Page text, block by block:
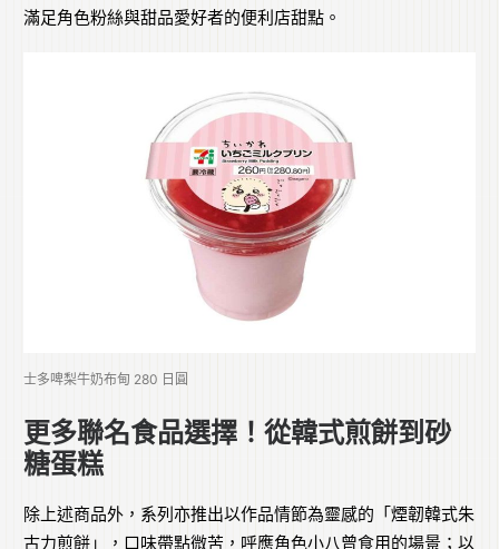
滿足角色粉絲與甜品愛好者的便利店甜點。
士多啤梨牛奶布甸 280 日圓
更多聯名食品選擇！從韓式煎餅到砂
糖蛋糕
除上述商品外，系列亦推出以作品情節為靈感的「煙韌韓式朱
古力煎餅」，口味帶點微苦，呼應角色小八曾食用的場景；以